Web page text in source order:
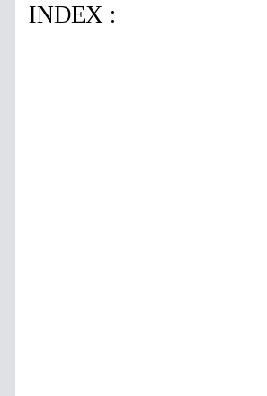
INDEX :